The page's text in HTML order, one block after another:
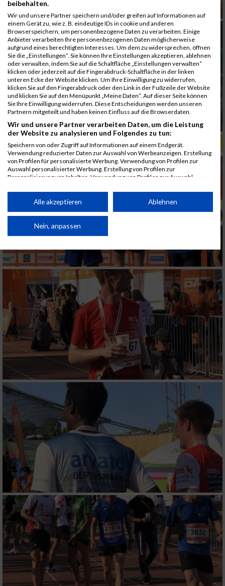
ALBUM B2RUN MÜNCHEN, B2RUN / 16.07.2019
beibehalten.
Wir und unsere Partner speichern und/oder greifen auf Informationen auf
einem Gerät zu, wie z. B. eindeutige IDs in cookie und anderen
Browserspeichern, um personenbezogene Daten zu verarbeiten. Einige
Anbieter verarbeiten Ihre personenbezogenen Daten möglicherweise
aufgrund eines berechtigten Interesses. Um dem zu widersprechen, öffnen
Sie die „Einstellungen“. Sie können Ihre Einstellungen akzeptieren, ablehnen
oder verwalten, indem Sie auf die Schaltfläche „Einstellungen verwalten“
klicken oder jederzeit auf die Fingerabdruck-Schaltfläche in der linken
unteren Ecke der Website klicken. Um Ihre Einwilligung zu widerrufen,
klicken Sie auf den Fingerabdruck oder den Link in der Fußzeile der Website
und klicken Sie auf den Menüpunkt „Meine Daten“. Auf dieser Seite können
Sie Ihre Einwilligung widerrufen. Diese Entscheidungen werden unseren
Partnern mitgeteilt und haben keinen Einfluss auf die Browserdaten.
Wir und unsere Partner verarbeiten Daten, um die Leistung
der Website zu analysieren und Folgendes zu tun:
Speichern von oder Zugriff auf Informationen auf einem Endgerät.
Verwendung reduzierter Daten zur Auswahl von Werbeanzeigen. Erstellung
von Profilen für personalisierte Werbung. Verwendung von Profilen zur
Auswahl personalisierter Werbung. Erstellung von Profilen zur
Personalisierung von Inhalten. Verwendung von Profilen zur Auswahl
Performance von Inhalten. Analyse von Zielgruppen durch Statistiken oder
Kombinationen von Daten aus verschiedenen Quellen. Entwicklung und
von Inhalten.
Daten können außerhalb der Europäischen Union weitergegeben und in die
Website/App.
Partnerliste anzeigen (1 IAB-Anbieter)
Wir nutzen Ihre Daten für folgende Zwecke:
IAB-Verarbeitungszwecke:
Speichern von oder Zugriff auf Informationen
auf einem Endgerät
Verwendung reduzierter Daten zur Auswahl
von Werbeanzeigen
Erstellung von Profilen für personalisierte
Werbung
Verwendung von Profilen zur Auswahl
personalisierter Werbung
Erstellung von Profilen zur Personalisierung
von Inhalten
Verwendung von Profilen zur Auswahl
personalisierter Inhalte
Messung der Werbeleistung
Messung der Performance von Inhalten
Analyse von Zielgruppen durch Statistiken
oder Kombinationen von Daten aus
verschiedenen Quellen
Alle akzeptieren Ablehnen
Nein, anpassen